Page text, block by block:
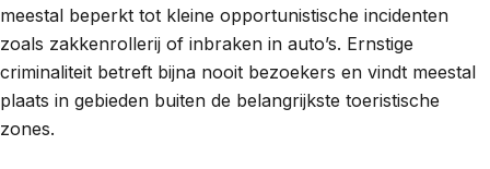
meestal beperkt tot kleine opportunistische incidenten
zoals zakkenrollerij of inbraken in auto’s. Ernstige
criminaliteit betreft bijna nooit bezoekers en vindt meestal
plaats in gebieden buiten de belangrijkste toeristische
zones.